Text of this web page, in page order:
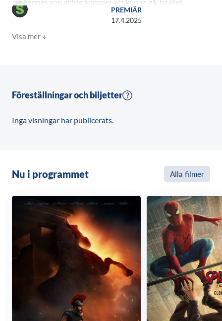
trotsar hon oöverstigliga odds för att vägleda honom
till det liv hon föreställer sig för honom genom obotlig
optimism.
PREMIÄR
17.4.2025
Visa mer
Föreställningar och biljetter
Inga visningar har publicerats.
Nu i programmet Alla filmer